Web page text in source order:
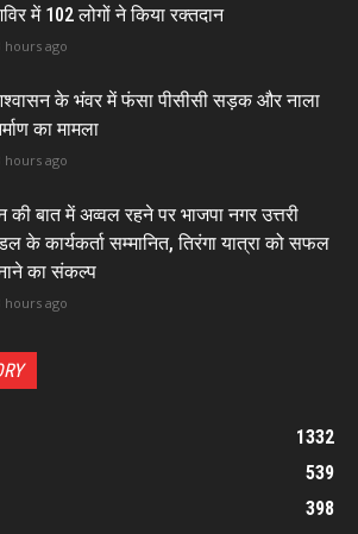
में 102 लोगों ने किया रक्तदान
hours ago
के भंवर में फंसा पीसीसी सड़क और नाला
का मामला
hours ago
की बात में अव्वल रहने पर भाजपा नगर उत्तरी
के कार्यकर्ता सम्मानित, तिरंगा यात्रा को सफल
का संकल्प
hours ago
1332
539
398